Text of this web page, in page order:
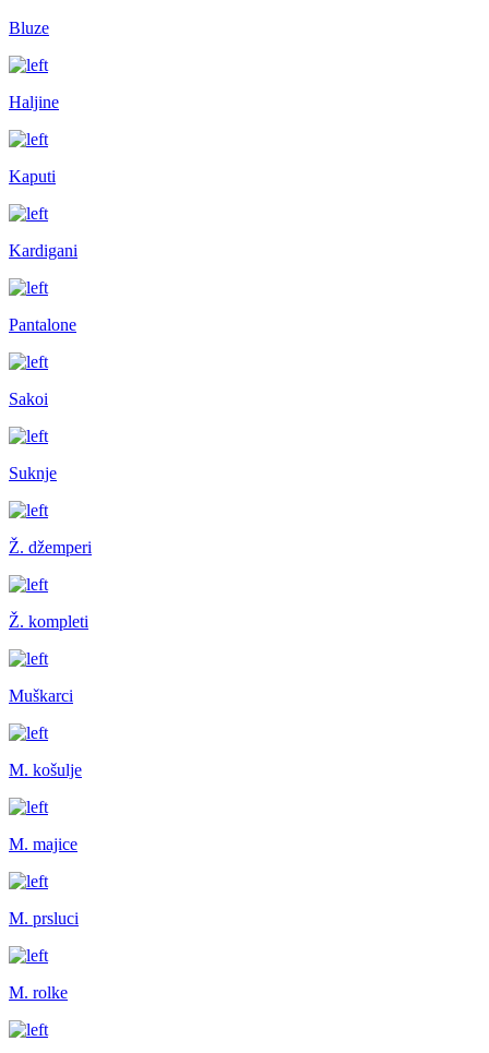
Bluze
Haljine
Kaputi
Kardigani
Pantalone
Sakoi
Suknje
Ž. džemperi
Ž. kompleti
Muškarci
M. košulje
M. majice
M. prsluci
M. rolke